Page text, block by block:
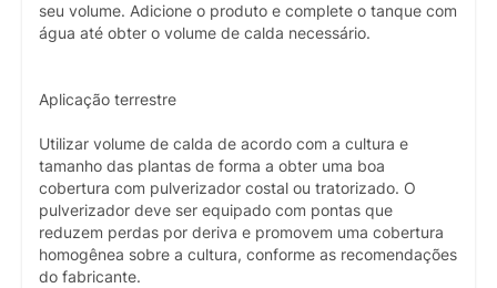
seu volume. Adicione o produto e complete o tanque com
água até obter o volume de calda necessário.
Aplicação terrestre
Utilizar volume de calda de acordo com a cultura e
tamanho das plantas de forma a obter uma boa
cobertura com pulverizador costal ou tratorizado. O
pulverizador deve ser equipado com pontas que
reduzem perdas por deriva e promovem uma cobertura
homogênea sobre a cultura, conforme as recomendações
do fabricante.